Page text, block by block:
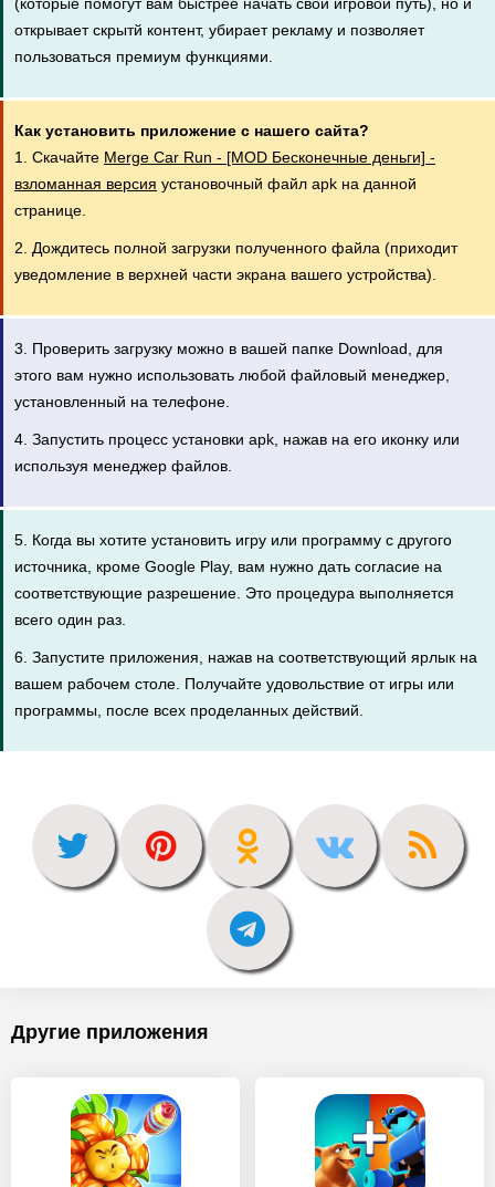
открывает скрытй контент, убирает рекламу и позволяет
пользоваться премиум функциями.
Как установить приложение с нашего сайта?
1. Скачайте Merge Car Run - [MOD Бесконечные деньги] -
взломанная версия установочный файл apk на данной
странице.
2. Дождитесь полной загрузки полученного файла (приходит
уведомление в верхней части экрана вашего устройства).
3. Проверить загрузку можно в вашей папке Download, для
этого вам нужно использовать любой файловый менеджер,
установленный на телефоне.
4. Запустить процесс установки apk, нажав на его иконку или
используя менеджер файлов.
5. Когда вы хотите установить игру или программу с другого
источника, кроме Google Play, вам нужно дать согласие на
соответствующие разрешение. Это процедура выполняется
всего один раз.
6. Запустите приложения, нажав на соответствующий ярлык на
вашем рабочем столе. Получайте удовольствие от игры или
программы, после всех проделанных действий.
Другие приложения